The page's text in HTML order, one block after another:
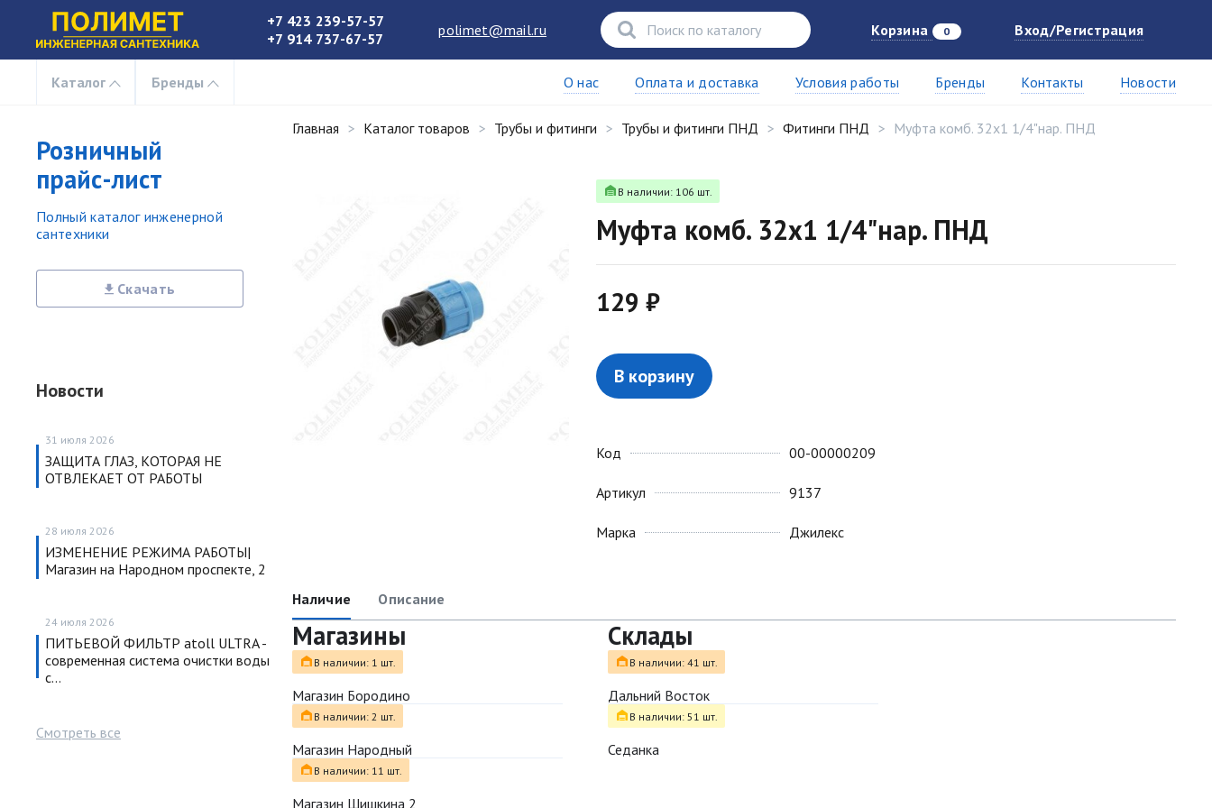
+7 423 239-57-57
+7 914 737-67-57
polimet@mail.ru Корзина 0 Вход/Регистрация
Каталог Бренды О нас Оплата и доставка Условия работы Бренды Контакты Новости
Розничный
прайс-лист
Полный каталог инженерной
сантехники
Скачать
Новости
31 июля 2026
ЗАЩИТА ГЛАЗ, КОТОРАЯ НЕ
ОТВЛЕКАЕТ ОТ РАБОТЫ
28 июля 2026
ИЗМЕНЕНИЕ РЕЖИМА РАБОТЫ|
Магазин на Народном проспекте, 2
24 июля 2026
ПИТЬЕВОЙ ФИЛЬТР atoll ULTRA -
современная система очистки воды
с…
Смотреть все
Главная Каталог товаров Трубы и фитинги Трубы и фитинги ПНД Фитинги ПНД Муфта комб. 32х1 1/4"нар. ПНД
В наличии: 106 шт.
Муфта комб. 32х1 1/4"нар. ПНД
129 ₽
В корзину
Код
Артикул
Марка
00-00000209
9137
Джилекс
Наличие Описание
Магазины
В наличии: 1 шт.
Магазин Бородино
В наличии: 2 шт.
Магазин Народный
В наличии: 11 шт.
Магазин Шишкина 2
Склады
В наличии: 41 шт.
Дальний Восток
В наличии: 51 шт.
Седанка